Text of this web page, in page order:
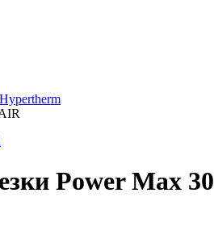
Power Max